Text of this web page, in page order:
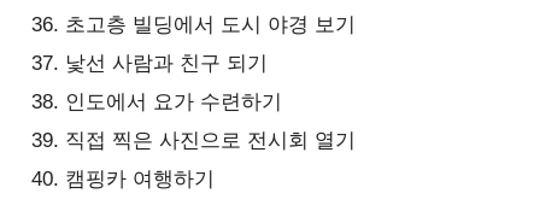
초고층 빌딩에서 도시 야경 보기
낯선 사람과 친구 되기
인도에서 요가 수련하기
직접 찍은 사진으로 전시회 열기
캠핑카 여행하기